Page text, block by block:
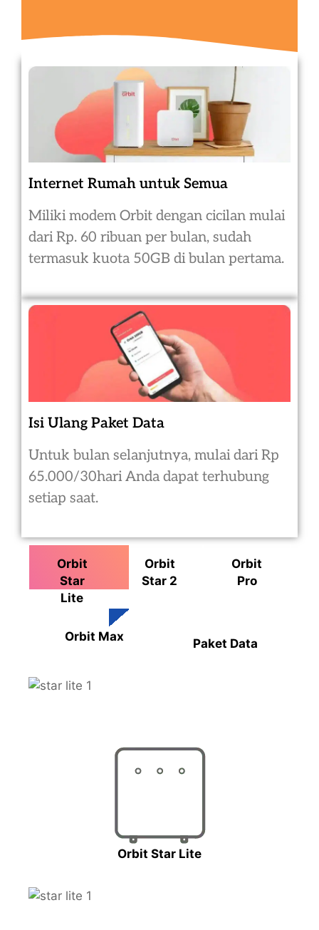
Internet Rumah untuk Semua
Miliki modem Orbit dengan cicilan mulai
dari Rp. 60 ribuan per bulan, sudah
termasuk kuota 50GB di bulan pertama.
Isi Ulang Paket Data
Untuk bulan selanjutnya, mulai dari Rp
65.000/30hari Anda dapat terhubung
setiap saat.
Orbit
Star
Lite
Orbit
Star 2
Orbit
Pro
Orbit Max Paket Data
Orbit Star Lite